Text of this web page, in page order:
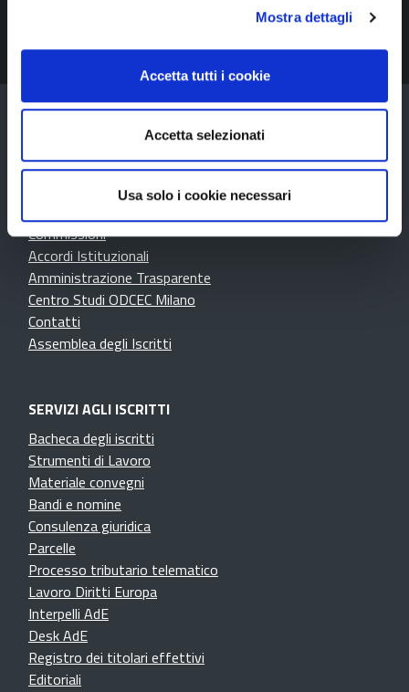
Mostra dettagli
Accetta tutti i cookie
Accetta selezionati
Usa solo i cookie necessari
VAI ALLA PAGINA DEDICATA
L'ORDINE
Presentazione dell'Ordine
O.C.C.
Commissioni
Accordi Istituzionali
Amministrazione Trasparente
Centro Studi ODCEC Milano
Contatti
Assemblea degli Iscritti
SERVIZI AGLI ISCRITTI
Bacheca degli iscritti
Strumenti di Lavoro
Materiale convegni
Bandi e nomine
Consulenza giuridica
Parcelle
Processo tributario telematico
Lavoro Diritti Europa
Interpelli AdE
Desk AdE
Registro dei titolari effettivi
Editoriali